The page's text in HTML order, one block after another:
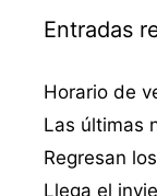
Entradas
Horario de
Las últimas
Regresan
Llega el